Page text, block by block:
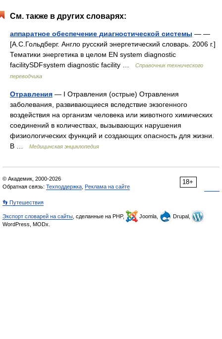
См. также в других словарях:
аппаратное обеспечение диагностической системы — —
[А.С.Гольдберг. Англо русский энергетический словарь. 2006 г.]
Тематики энергетика в целом EN system diagnostic
facilitySDFsystem diagnostic facility …
Справочник технического
переводчика
Отравления — I Отравления (острые) Отравления
заболевания, развивающиеся вследствие экзогенного
воздействия на организм человека или животного химических
соединений в количествах, вызывающих нарушения
физиологических функций и создающих опасность для жизни.
В …
Медицинская энциклопедия
18+
© Академик, 2000-2026
Обратная связь: Техподдержка Реклама на сайте
👣 Путешествия
Экспорт словарей на сайты , сделанные на PHP, Joomla,
Drupal,
WordPress, MODx.